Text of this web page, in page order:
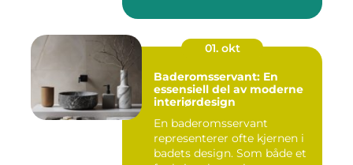
01. okt
Baderomsservant: En
essensiell del av moderne
interiørdesign
En baderomsservant
representerer ofte kjernen i
badets design. Som både et